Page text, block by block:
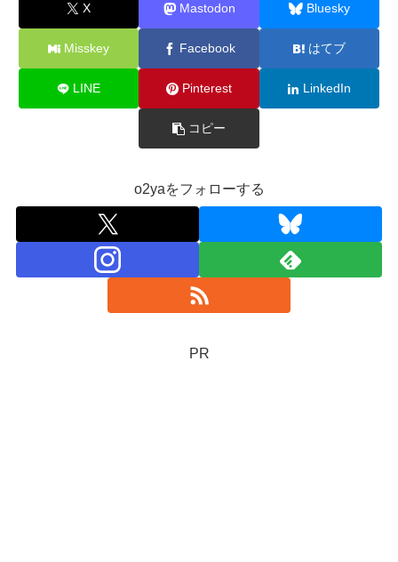
X Mastodon Bluesky
Misskey Facebook はてブ
LINE Pinterest LinkedIn
コピー
o2yaをフォローする
PR